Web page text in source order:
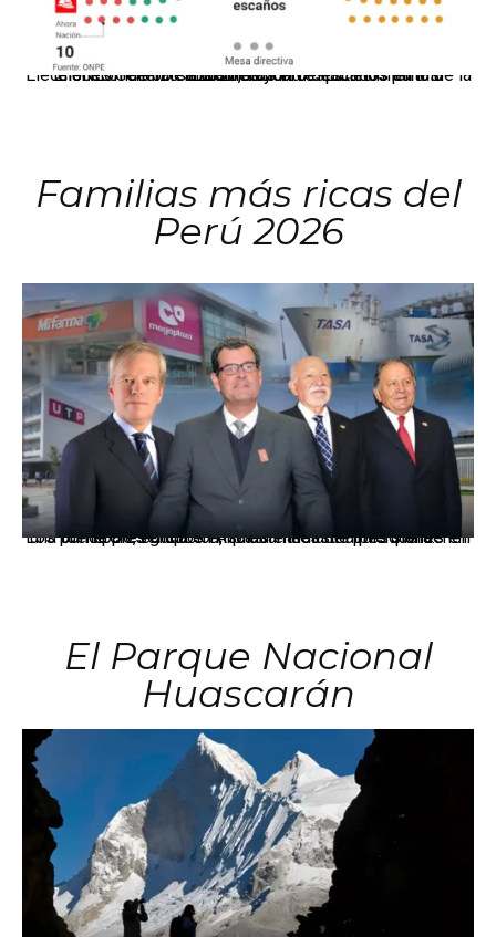
El JNE oficializó la distribución de escaños para la elección de 60 senadores y 130 diputados en las Elecciones Generales 2026, tras el restablecimiento de la Bicameralidad.
Familias más ricas del
Perú 2026
Los principales grupos empresariales del país mantienen una fuerte presencia en Áncash mediante inversiones en comercio, educación, salud e industria pesquera.
El Parque Nacional
Huascarán